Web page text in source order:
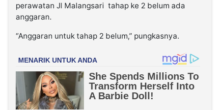
perawatan Jl Malangsari tahap ke 2 belum ada
anggaran.
“Anggaran untuk tahap 2 belum,” pungkasnya.